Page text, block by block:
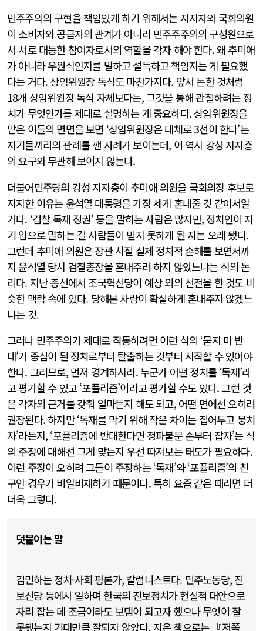
민주주의의 구현을 책임있게 하기 위해서는 지지자와 국회의원
이 소비자와 공급자의 관계가 아니라 민주주주의의 구성원으로
서 서로 대등한 참여자로서의 역할을 각자 해야 한다. 왜 추미애
가 아니라 우원식인지를 말하고 설득하고 책임지는 게 필요했
다는 거다. 상임위원장 독식도 마찬가지다. 앞서 논한 것처럼
18개 상임위원장 독식 자체보다는, 그것을 통해 관철하려는 정
치가 무엇인가를 제대로 설명하는 게 중요하다. 상임위원장을
맡은 이들의 면면을 보면 ‘상임위원장은 대체로 3선이 한다’는
자기들끼리의 관례를 깬 사례가 보이는데, 이 역시 강성 지지층
의 요구와 무관해 보이지 않는다.
더불어민주당의 강성 지지층이 추미애 의원을 국회의장 후보로
지지한 이유는 윤석열 대통령을 가장 세게 혼내줄 것 같아서일
거다. ‘검찰 독재 정권’ 등을 말하는 사람은 많지만, 정치인이 자
기 입으로 말하는 걸 사람들이 믿지 못하게 된 지는 오래 됐다.
그런데 추미애 의원은 장관 시절 실제 정치적 손해를 보면서까
지 윤석열 당시 검찰총장을 혼내주려 하지 않았느냐는 식의 논
리다. 지난 총선에서 조국혁신당이 예상 외의 선전을 한 것도 비
슷한 맥락 속에 있다. 당해본 사람이 확실하게 혼내주지 않겠느
냐는 것.
그러나 민주주의가 제대로 작동하려면 이런 식의 ‘묻지 마 반
대’가 중심이 된 정치로부터 탈출하는 것부터 시작할 수 있어야
한다. 그러므로, 먼저 경계하시라. 누군가 어떤 정치를 ‘독재’라
고 평가할 수 있고 ‘포퓰리즘’이라고 평가할 수도 있다. 그런 것
은 각자의 근거를 갖춰 얼마든지 해도 되고, 어떤 면에선 오히려
권장된다. 하지만 ‘독재를 막기 위해 작은 차이는 접어두고 뭉치
자’라든지, ‘포퓰리즘에 반대한다면 정파불문 손부터 잡자’는 식
의 주장에 대해선 그게 맞는지 우선 따져보는 태도가 필요하다.
이런 주장이 오히려 그들이 주장하는 ‘독재’와 ‘포퓰리즘’의 친
구인 경우가 비일비재하기 때문이다. 특히 요즘 같은 때라면 더
더욱 그렇다.
덧붙이는 말
김민하는 정치·사회 평론가, 칼럼니스트다. 민주노동당, 진
보신당 등에서 일하며 한국의 진보정치가 현실적 대안으로
자리 잡는 데 조금이라도 보탬이 되고자 했으나 무엇이 잘
못됐는지 기대만큼 잘되지 않았다. 지은 책으로는 『저쪽